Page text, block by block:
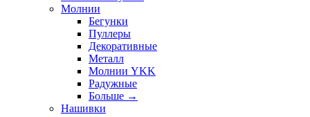
Молнии
Бегунки
Пуллеры
Декоративные
Металл
Молнии YKK
Радужные
Больше →
Нашивки